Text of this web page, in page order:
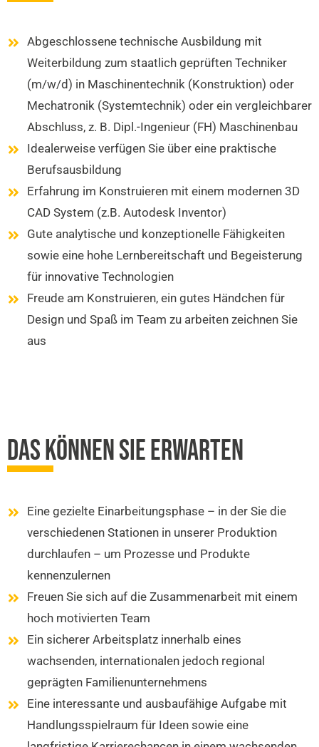
Abgeschlossene technische Ausbildung mit
Weiterbildung zum staatlich geprüften Techniker
(m/w/d) in Maschinentechnik (Konstruktion) oder
Mechatronik (Systemtechnik) oder ein vergleichbarer
Abschluss, z. B. Dipl.-Ingenieur (FH) Maschinenbau
Idealerweise verfügen Sie über eine praktische
Berufsausbildung
Erfahrung im Konstruieren mit einem modernen 3D
CAD System (z.B. Autodesk Inventor)
Gute analytische und konzeptionelle Fähigkeiten
sowie eine hohe Lernbereitschaft und Begeisterung
für innovative Technologien
Freude am Konstruieren, ein gutes Händchen für
Design und Spaß im Team zu arbeiten zeichnen Sie
aus
DAS KÖNNEN SIE ERWARTEN
Eine gezielte Einarbeitungsphase – in der Sie die
verschiedenen Stationen in unserer Produktion
durchlaufen – um Prozesse und Produkte
kennenzulernen
Freuen Sie sich auf die Zusammenarbeit mit einem
hoch motivierten Team
Ein sicherer Arbeitsplatz innerhalb eines
wachsenden, internationalen jedoch regional
geprägten Familienunternehmens
Eine interessante und ausbaufähige Aufgabe mit
Handlungsspielraum für Ideen sowie eine